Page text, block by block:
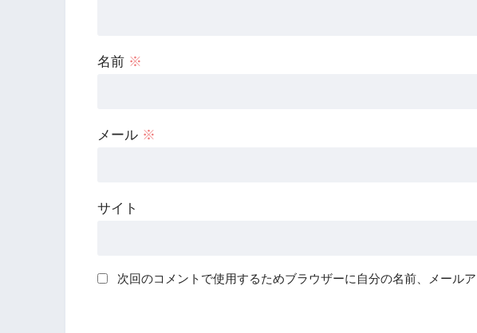
名前 ※
メール ※
サイト
次回のコメントで使用するためブラウザーに自分の名前、メール